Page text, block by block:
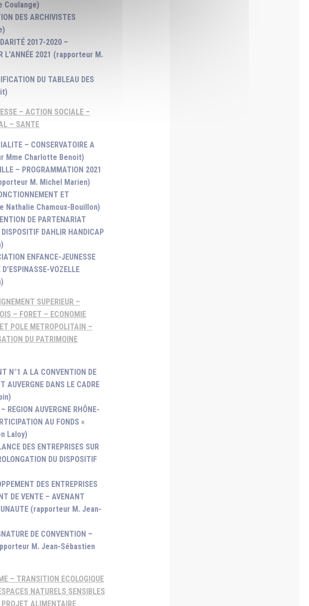
Coulange)
DES ARCHIVISTES
2017-2020 –
L’ANNÉE 2021 (rapporteur M.
DU TABLEAU DES
– ACTION SOCIALE –
– SANTE
– CONSERVATOIRE A
Mme Charlotte Benoit)
– PROGRAMMATION 2021
M. Michel Marien)
ET
Nathalie Chamoux-Bouillon)
DE PARTENARIAT
DAHLIR HANDICAP
ENFANCE-JEUNESSE
VOZELLE
SUPERIEUR –
– FORET – ECONOMIE
POLE METROPOLITAIN –
DU PATRIMOINE
N°1 A LA CONVENTION DE
AUVERGNE DANS LE CADRE
REGION AUVERGNE RHÔNE-
AU FONDS «
Laloy)
DES ENTREPRISES SUR
DU DISPOSITIF
DES ENTREPRISES
DE VENTE – AVENANT
(rapporteur M. Jean-
DE CONVENTION –
M. Jean-Sébastien
– TRANSITION ECOLOGIQUE
NATURELS SENSIBLES
ALIMENTAIRE